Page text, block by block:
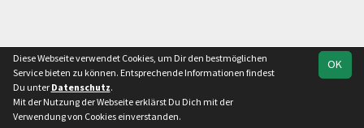
OK
Diese Webseite verwendet Cookies, um Dir den bestmöglichen
Service bieten zu können. Entsprechende Informationen findest
Du unter Datenschutz.
Mit der Nutzung der Webseite erklärst Du Dich mit der
Verwendung von Cookies einverstanden.